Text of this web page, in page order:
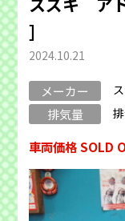
］
2024.10.21
メーカー
排気量
車両価格 SOLD